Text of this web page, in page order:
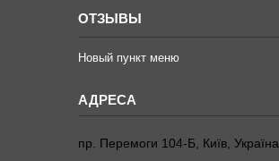
ОТЗЫВЫ
Новый пункт меню
пр. Перемоги 104-Б, Київ, Україна